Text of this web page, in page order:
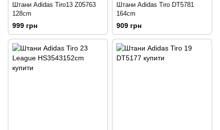
Штани Adidas Tiro13 Z05763
128cm
999 грн
Штани Adidas Tiro DT5781
164cm
909 грн